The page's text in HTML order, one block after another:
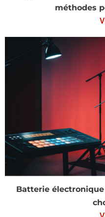
méthodes
Batterie